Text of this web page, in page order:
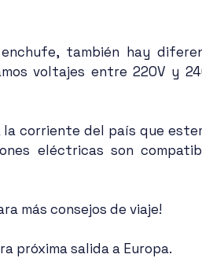
también hay
voltajes entre 220V y
corriente del país que
eléctricas son
más consejos de viaje!
próxima salida a Europa.